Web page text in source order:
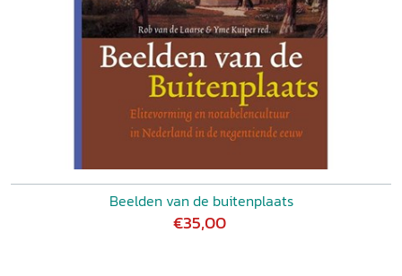
Beelden van de buitenplaats
€35,00